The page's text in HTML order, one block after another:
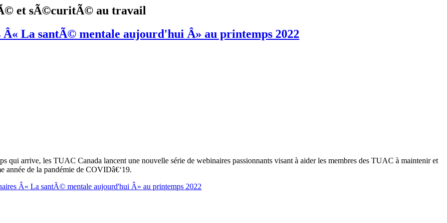
et sÃ©curitÃ© au travail
La santÃ© mentale aujourd'hui Â» au printemps 2022
qui arrive, les TUAC Canada lancent une nouvelle série de webinaires passionnants visant à aider les membres des TUAC à maintenir et
année de la pandémie de COVIDâ€‘19.
Â« La santÃ© mentale aujourd'hui Â» au printemps 2022